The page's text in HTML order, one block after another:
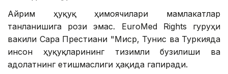
Айрим ҳуқуқ ҳимоячилари мамлакатлар
танланишига рози эмас. EuroMed Rights гуруҳи
вакили Сара Престиани "Миср, Тунис ва Туркияда
инсон ҳуқуқларининг тизимли бузилиши ва
адолатнинг етишмаслиги ҳақида гапиради.